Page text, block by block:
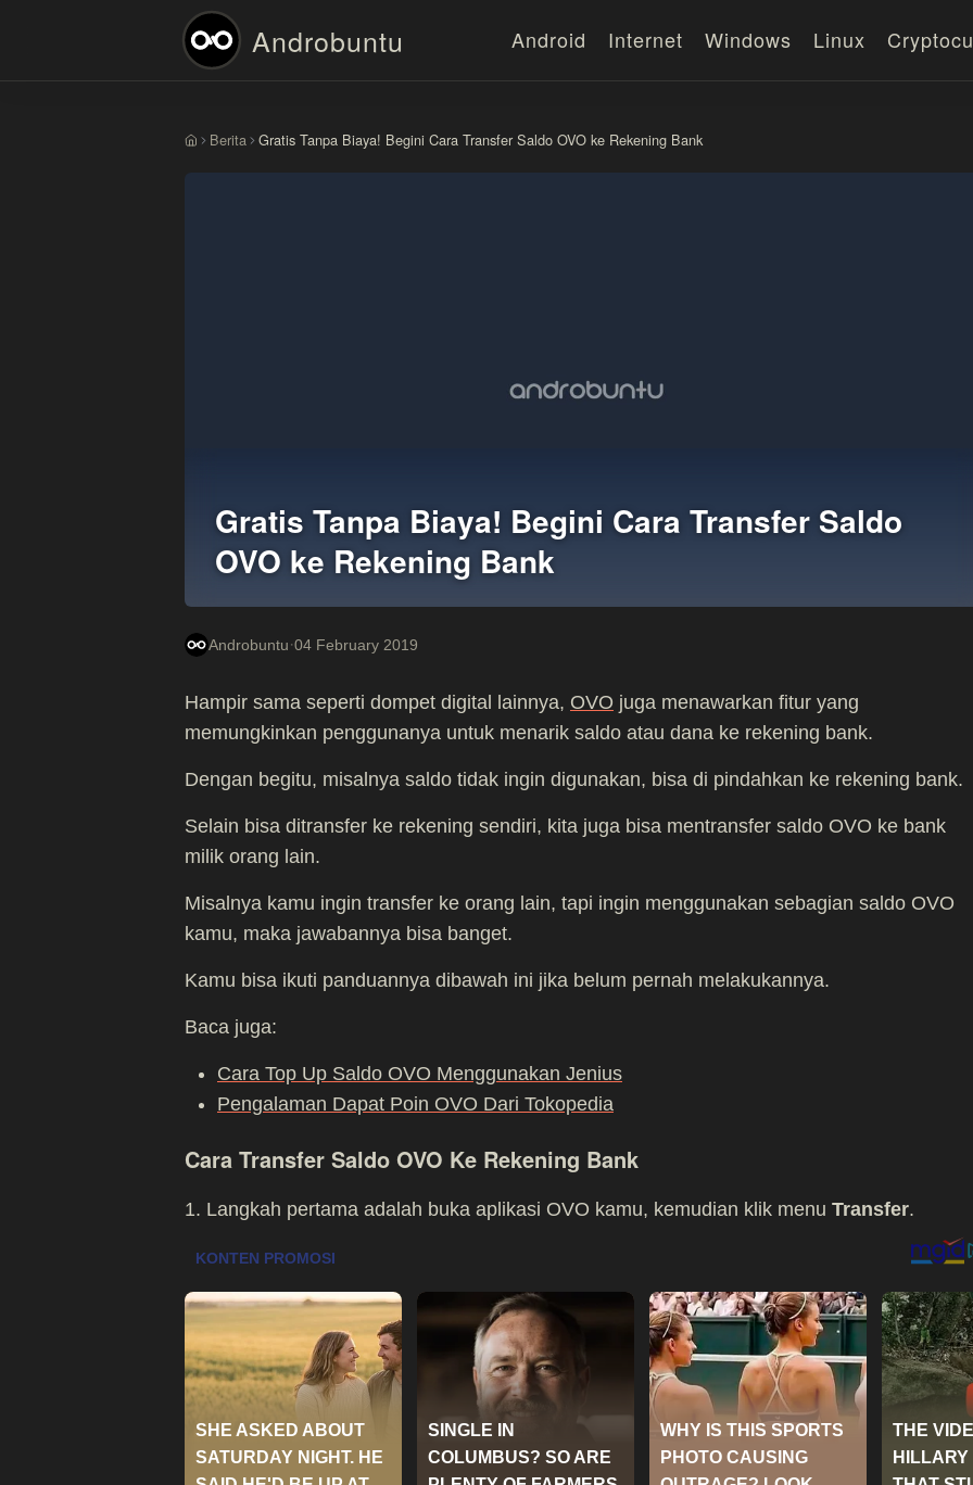
Androbuntu Android Internet Windows Linux
Beranda
Berita Gratis Tanpa Biaya! Begini Cara Transfer Saldo OVO ke Rekening Bank
Gratis Tanpa Biaya! Begini Cara Transfer Saldo
OVO ke Rekening Bank
Androbuntu·04 February 2019
Hampir sama seperti dompet digital lainnya, OVO juga menawarkan fitur yang
memungkinkan penggunanya untuk menarik saldo atau dana ke rekening bank.
Dengan begitu, misalnya saldo tidak ingin digunakan, bisa di pindahkan ke rekening bank.
Selain bisa ditransfer ke rekening sendiri, kita juga bisa mentransfer saldo OVO ke bank
milik orang lain.
Misalnya kamu ingin transfer ke orang lain, tapi ingin menggunakan sebagian saldo OVO
kamu, maka jawabannya bisa banget.
Kamu bisa ikuti panduannya dibawah ini jika belum pernah melakukannya.
Baca juga:
Cara Top Up Saldo OVO Menggunakan Jenius
Pengalaman Dapat Poin OVO Dari Tokopedia
Cara Transfer Saldo OVO Ke Rekening Bank
1. Langkah pertama adalah buka aplikasi OVO kamu, kemudian klik menu Transfer.